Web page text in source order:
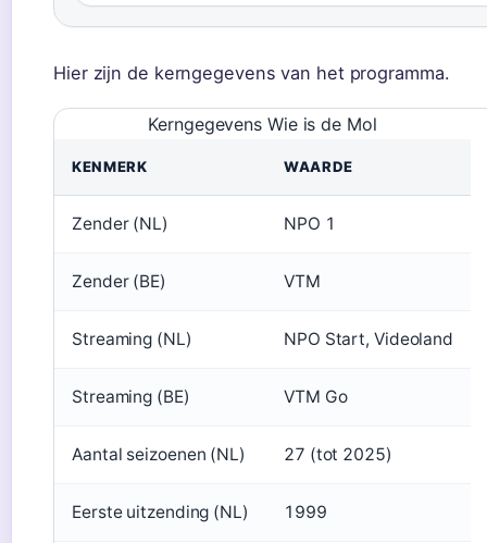
Hier zijn de kerngegevens van het programma.
Kerngegevens Wie is de Mol
KENMERK WAARDE
Zender (NL) NPO 1
Zender (BE) VTM
Streaming (NL) NPO Start, Videoland
Streaming (BE) VTM Go
Aantal seizoenen (NL) 27 (tot 2025)
Eerste uitzending (NL) 1999